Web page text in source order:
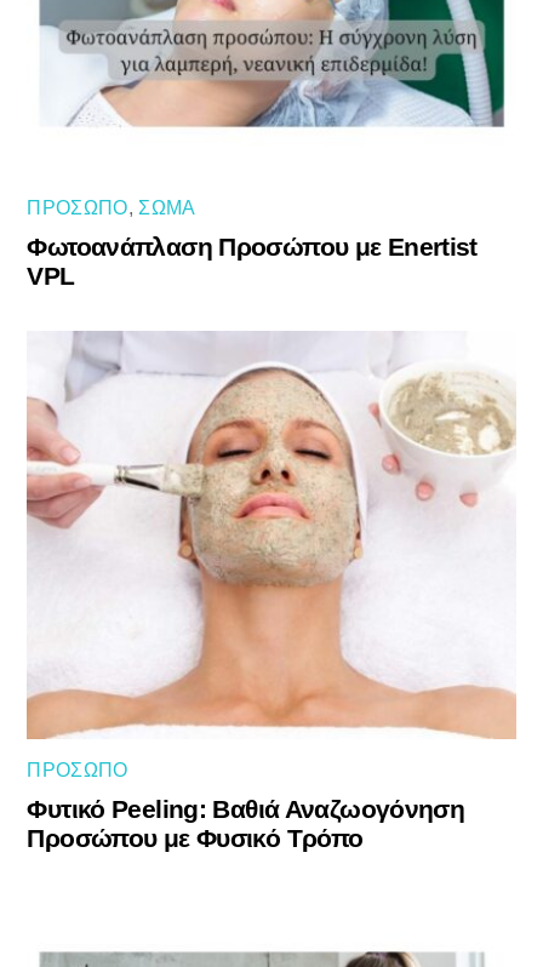
ΠΡΌΣΩΠΟ, ΣΏΜΑ
Φωτοανάπλαση Προσώπου με Enertist
VPL
ΠΡΌΣΩΠΟ
Φυτικό Peeling: Βαθιά Αναζωογόνηση
Προσώπου με Φυσικό Τρόπο